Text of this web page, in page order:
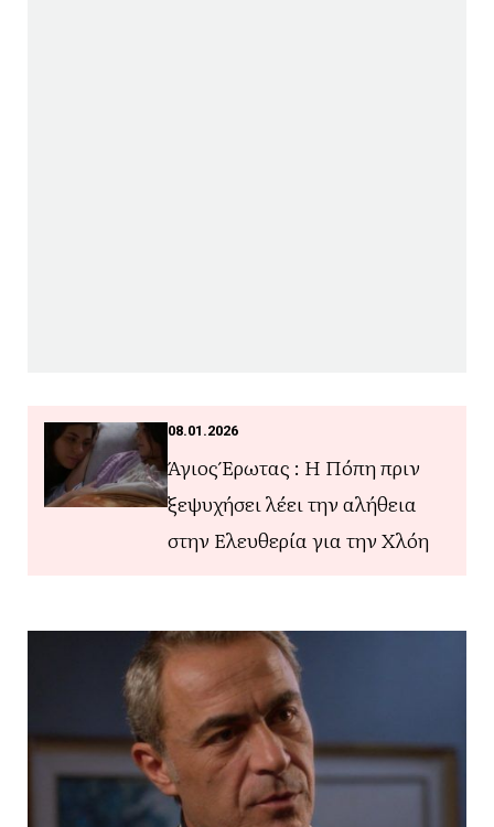
08.01.2026
Άγιος Έρωτας : Η Πόπη πριν
ξεψυχήσει λέει την αλήθεια
στην Ελευθερία για την Χλόη